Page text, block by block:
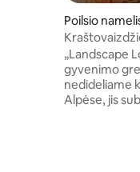
Poilsio
namelis su
„Landscape
gyvenimo
nedideliame
Alpėse, jis
elegantišką,
unikaliais,